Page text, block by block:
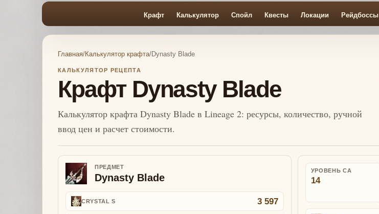
Крафт Калькулятор Спойл Квесты Локации Рейдбоссы
Главная/Калькулятор крафта/Dynasty Blade
КАЛЬКУЛЯТОР РЕЦЕПТА
Крафт Dynasty Blade
Калькулятор крафта Dynasty Blade в Lineage 2: ресурсы, количество, ручной
ввод цен и расчет стоимости.
ПРЕДМЕТ
Dynasty Blade
CRYSTAL S 3 597
УРОВЕНЬ СА
14